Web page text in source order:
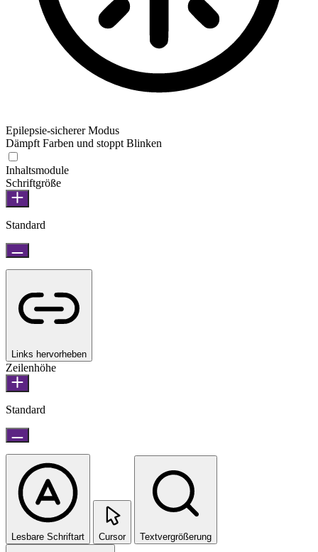
Epilepsie-sicherer Modus
Dämpft Farben und stoppt Blinken
Inhaltsmodule
Schriftgröße
Standard
Links hervorheben
Zeilenhöhe
Standard
Lesbare Schriftart Cursor Textvergrößerung